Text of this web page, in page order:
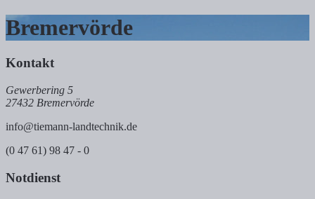
Bremervörde
Kontakt
Gewerbering 5
27432 Bremervörde
info@tiemann-landtechnik.de
(0 47 61) 98 47 - 0
Notdienst